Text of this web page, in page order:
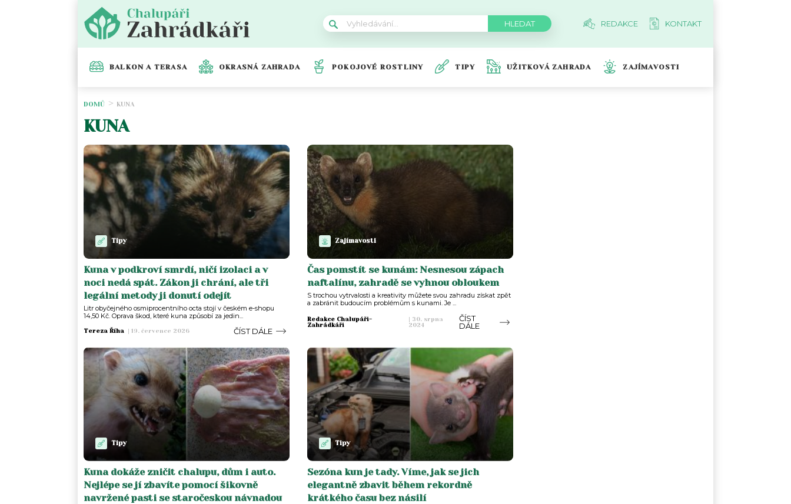
REDAKCE KONTAKT
BALKON A TERASA OKRASNÁ ZAHRADA POKOJOVÉ ROSTLINY TIPY UŽITKOVÁ ZAHRADA ZAJÍMAVOSTI
DOMŮ KUNA
KUNA
Tipy
Kuna v podkroví smrdí, ničí izolaci a v
noci nedá spát. Zákon ji chrání, ale tři
legální metody ji donutí odejít
Litr obyčejného osmiprocentního octa stojí v českém e-shopu
14,50 Kč. Oprava škod, které kuna způsobí za jedin...
Tereza Říha | 19. července 2026 ČÍST DÁLE
Zajímavosti
Čas pomstít se kunám: Nesnesou zápach
naftalínu, zahradě se vyhnou obloukem
S trochou vytrvalosti a kreativity můžete svou zahradu získat zpět
a zabránit budoucím problémům s kunami. Je ...
Redakce Chalupáři-
Zahrádkáři
| 30. srpna
2024
ČÍST
DÁLE
Tipy
Kuna dokáže zničit chalupu, dům i auto.
Nejlépe se jí zbavíte pomocí šikovně
navržené pasti se staročeskou návnadou
Tipy
Sezóna kun je tady. Víme, jak se jich
elegantně zbavit během rekordně
krátkého času bez násilí